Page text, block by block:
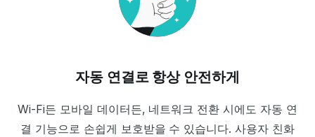
자동 연결로 항상 안전하게
Wi-Fi든 모바일 데이터든, 네트워크 전환 시에도 자동 연
결 기능으로 손쉽게 보호받을 수 있습니다. 사용자 친화